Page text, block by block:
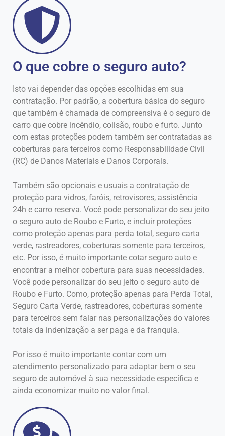
O que cobre o seguro auto?
Isto vai depender das opções escolhidas em sua
contratação. Por padrão, a cobertura básica do seguro
que também é chamada de compreensiva é o seguro de
carro que cobre incêndio, colisão, roubo e furto. Junto
com estas proteções podem também ser contratadas as
coberturas para terceiros como Responsabilidade Civil
(RC) de Danos Materiais e Danos Corporais.
Também são opcionais e usuais a contratação de
proteção para vidros, faróis, retrovisores, assistência
24h e carro reserva. Você pode personalizar do seu jeito
o seguro auto de Roubo e Furto, e incluir proteções
como proteção apenas para perda total, seguro carta
verde, rastreadores, coberturas somente para terceiros,
etc. Por isso, é muito importante cotar seguro auto e
encontrar a melhor cobertura para suas necessidades.
Você pode personalizar do seu jeito o seguro auto de
Roubo e Furto. Como, proteção apenas para Perda Total,
Seguro Carta Verde, rastreadores, coberturas somente
para terceiros sem falar nas personalizações do valores
totais da indenização a ser paga e da franquia.
Por isso é muito importante contar com um
atendimento personalizado para adaptar bem o seu
seguro de automóvel à sua necessidade específica e
ainda economizar muito no valor final.